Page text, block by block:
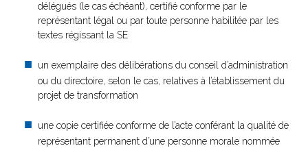
délégués (le cas échéant), certifié conforme par le
représentant légal ou par toute personne habilitée par les
textes régissant la SE
un exemplaire des délibérations du conseil d’administration
ou du directoire, selon le cas, relatives à l’établissement du
projet de transformation
une copie certifiée conforme de l’acte conférant la qualité de
représentant permanent d’une personne morale nommée